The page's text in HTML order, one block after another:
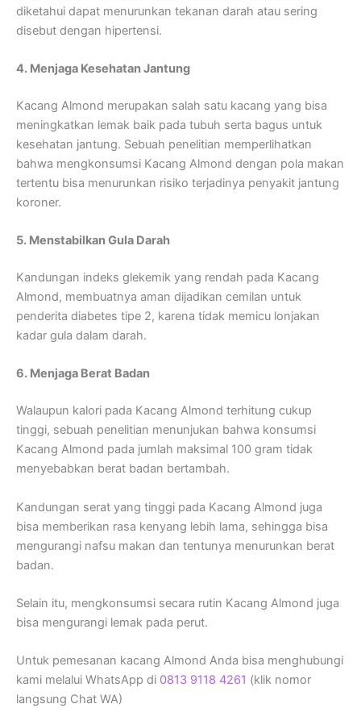
diketahui dapat menurunkan tekanan darah atau sering
disebut dengan hipertensi.
4. Menjaga Kesehatan Jantung
Kacang Almond merupakan salah satu kacang yang bisa
meningkatkan lemak baik pada tubuh serta bagus untuk
kesehatan jantung. Sebuah penelitian memperlihatkan
bahwa mengkonsumsi Kacang Almond dengan pola makan
tertentu bisa menurunkan risiko terjadinya penyakit jantung
koroner.
5. Menstabilkan Gula Darah
Kandungan indeks glekemik yang rendah pada Kacang
Almond, membuatnya aman dijadikan cemilan untuk
penderita diabetes tipe 2, karena tidak memicu lonjakan
kadar gula dalam darah.
6. Menjaga Berat Badan
Walaupun kalori pada Kacang Almond terhitung cukup
tinggi, sebuah penelitian menunjukan bahwa konsumsi
Kacang Almond pada jumlah maksimal 100 gram tidak
menyebabkan berat badan bertambah.
Kandungan serat yang tinggi pada Kacang Almond juga
bisa memberikan rasa kenyang lebih lama, sehingga bisa
mengurangi nafsu makan dan tentunya menurunkan berat
badan.
Selain itu, mengkonsumsi secara rutin Kacang Almond juga
bisa mengurangi lemak pada perut.
Untuk pemesanan kacang Almond Anda bisa menghubungi
kami melalui WhatsApp di 0813 9118 4261 (klik nomor
langsung Chat WA)